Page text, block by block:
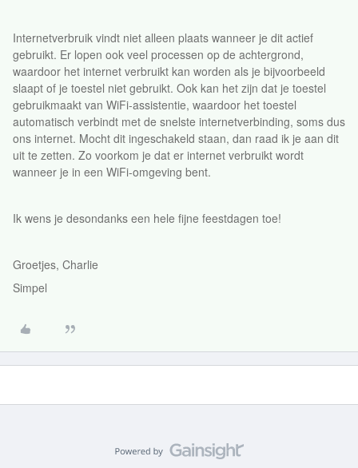
Internetverbruik vindt niet alleen plaats wanneer je dit actief
gebruikt. Er lopen ook veel processen op de achtergrond,
waardoor het internet verbruikt kan worden als je bijvoorbeeld
slaapt of je toestel niet gebruikt. Ook kan het zijn dat je toestel
gebruikmaakt van WiFi-assistentie, waardoor het toestel
automatisch verbindt met de snelste internetverbinding, soms dus
ons internet. Mocht dit ingeschakeld staan, dan raad ik je aan dit
uit te zetten. Zo voorkom je dat er internet verbruikt wordt
wanneer je in een WiFi-omgeving bent.
Ik wens je desondanks een hele fijne feestdagen toe!
Groetjes, Charlie
Simpel